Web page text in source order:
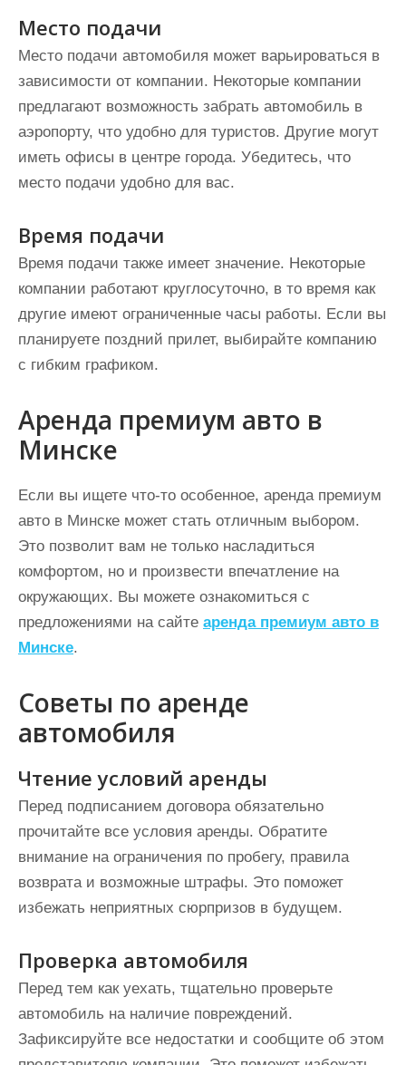
Место подачи
Место подачи автомобиля может варьироваться в
зависимости от компании. Некоторые компании
предлагают возможность забрать автомобиль в
аэропорту, что удобно для туристов. Другие могут
иметь офисы в центре города. Убедитесь, что
место подачи удобно для вас.
Время подачи
Время подачи также имеет значение. Некоторые
компании работают круглосуточно, в то время как
другие имеют ограниченные часы работы. Если вы
планируете поздний прилет, выбирайте компанию
с гибким графиком.
Аренда премиум авто в
Минске
Если вы ищете что-то особенное, аренда премиум
авто в Минске может стать отличным выбором.
Это позволит вам не только насладиться
комфортом, но и произвести впечатление на
окружающих. Вы можете ознакомиться с
предложениями на сайте аренда премиум авто в
Минске.
Советы по аренде
автомобиля
Чтение условий аренды
Перед подписанием договора обязательно
прочитайте все условия аренды. Обратите
внимание на ограничения по пробегу, правила
возврата и возможные штрафы. Это поможет
избежать неприятных сюрпризов в будущем.
Проверка автомобиля
Перед тем как уехать, тщательно проверьте
автомобиль на наличие повреждений.
Зафиксируйте все недостатки и сообщите об этом